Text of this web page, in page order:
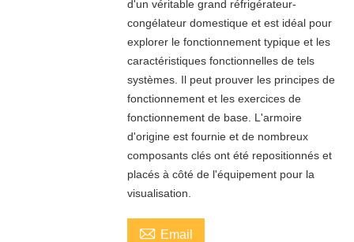
d'un véritable grand réfrigérateur-
congélateur domestique et est idéal pour
explorer le fonctionnement typique et les
caractéristiques fonctionnelles de tels
systèmes. Il peut prouver les principes de
fonctionnement et les exercices de
fonctionnement de base. L'armoire
d'origine est fournie et de nombreux
composants clés ont été repositionnés et
placés à côté de l'équipement pour la
visualisation.
 Email